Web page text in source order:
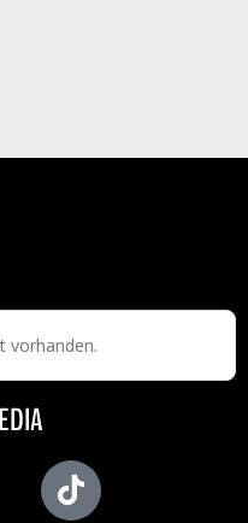
vorhanden.